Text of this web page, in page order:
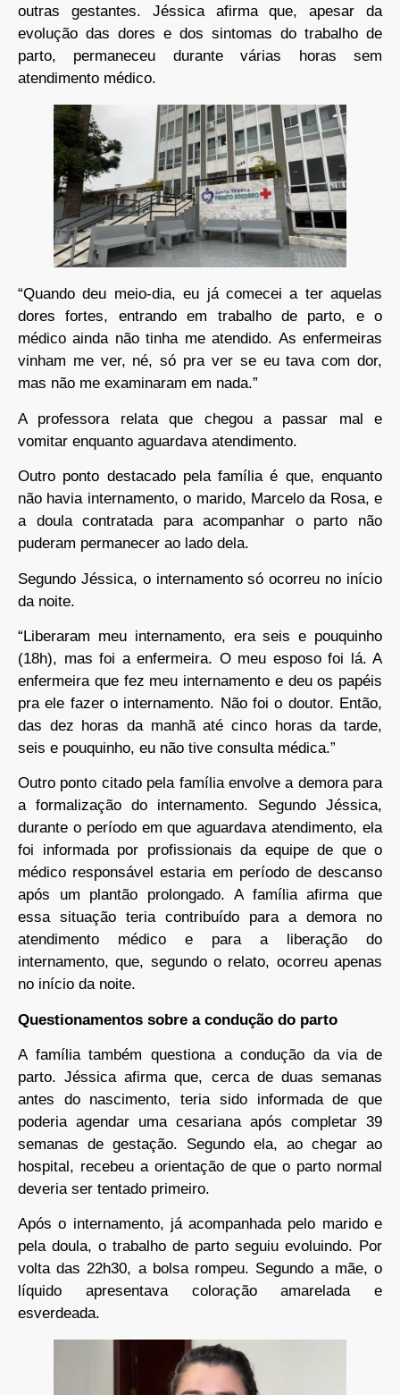
outras gestantes. Jéssica afirma que, apesar da
evolução das dores e dos sintomas do trabalho de
parto, permaneceu durante várias horas sem
atendimento médico.
“Quando deu meio-dia, eu já comecei a ter aquelas
dores fortes, entrando em trabalho de parto, e o
médico ainda não tinha me atendido. As enfermeiras
vinham me ver, né, só pra ver se eu tava com dor,
mas não me examinaram em nada.”
A professora relata que chegou a passar mal e
vomitar enquanto aguardava atendimento.
Outro ponto destacado pela família é que, enquanto
não havia internamento, o marido, Marcelo da Rosa, e
a doula contratada para acompanhar o parto não
puderam permanecer ao lado dela.
Segundo Jéssica, o internamento só ocorreu no início
da noite.
“Liberaram meu internamento, era seis e pouquinho
(18h), mas foi a enfermeira. O meu esposo foi lá. A
enfermeira que fez meu internamento e deu os papéis
pra ele fazer o internamento. Não foi o doutor. Então,
das dez horas da manhã até cinco horas da tarde,
seis e pouquinho, eu não tive consulta médica.”
Outro ponto citado pela família envolve a demora para
a formalização do internamento. Segundo Jéssica,
durante o período em que aguardava atendimento, ela
foi informada por profissionais da equipe de que o
médico responsável estaria em período de descanso
após um plantão prolongado. A família afirma que
essa situação teria contribuído para a demora no
atendimento médico e para a liberação do
internamento, que, segundo o relato, ocorreu apenas
no início da noite.
Questionamentos sobre a condução do parto
A família também questiona a condução da via de
parto. Jéssica afirma que, cerca de duas semanas
antes do nascimento, teria sido informada de que
poderia agendar uma cesariana após completar 39
semanas de gestação. Segundo ela, ao chegar ao
hospital, recebeu a orientação de que o parto normal
deveria ser tentado primeiro.
Após o internamento, já acompanhada pelo marido e
pela doula, o trabalho de parto seguiu evoluindo. Por
volta das 22h30, a bolsa rompeu. Segundo a mãe, o
líquido apresentava coloração amarelada e
esverdeada.